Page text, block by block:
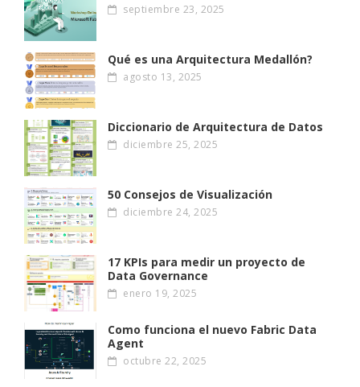
septiembre 23, 2025
Qué es una Arquitectura Medallón?
agosto 13, 2025
Diccionario de Arquitectura de Datos
diciembre 25, 2025
50 Consejos de Visualización
diciembre 24, 2025
17 KPIs para medir un proyecto de
Data Governance
enero 19, 2025
Como funciona el nuevo Fabric Data
Agent
octubre 22, 2025